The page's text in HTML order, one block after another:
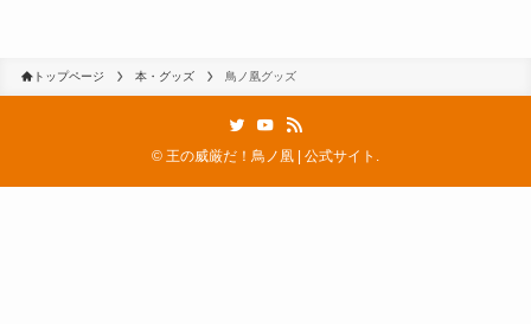
トップページ 本・グッズ 鳥ノ凰グッズ
© 王の威厳だ！鳥ノ凰 | 公式サイト.